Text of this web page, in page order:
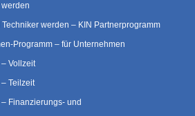
werden – KIN Partnerprogramm
Programm – für Unternehmen
Vollzeit
Teilzeit
Finanzierungs- und